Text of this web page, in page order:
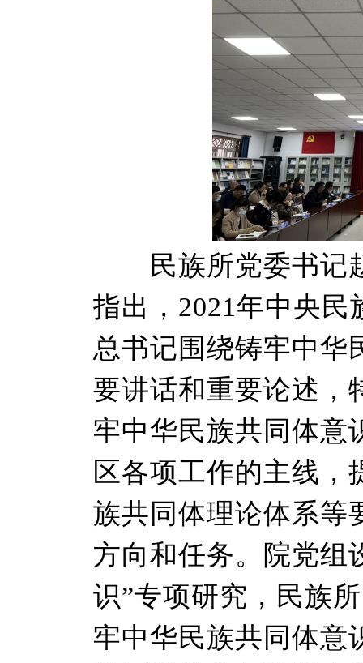
民族所党委书记
指出，2021年中央
总书记围绕铸牢中华
要讲话和重要论述，
牢中华民族共同体意
区各项工作的主线，
族共同体理论体系等
方向和任务。院党组
识”专项研究，民族
牢中华民族共同体意